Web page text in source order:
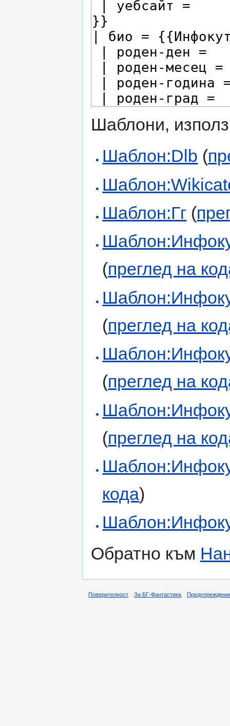
Шаблони,
Шаблон:Dlb (
Шаблон:Гг (
(преглед на
(преглед на
(преглед на
(преглед на
кода)
Обратно към
Поверителност За БГ-Фантастика